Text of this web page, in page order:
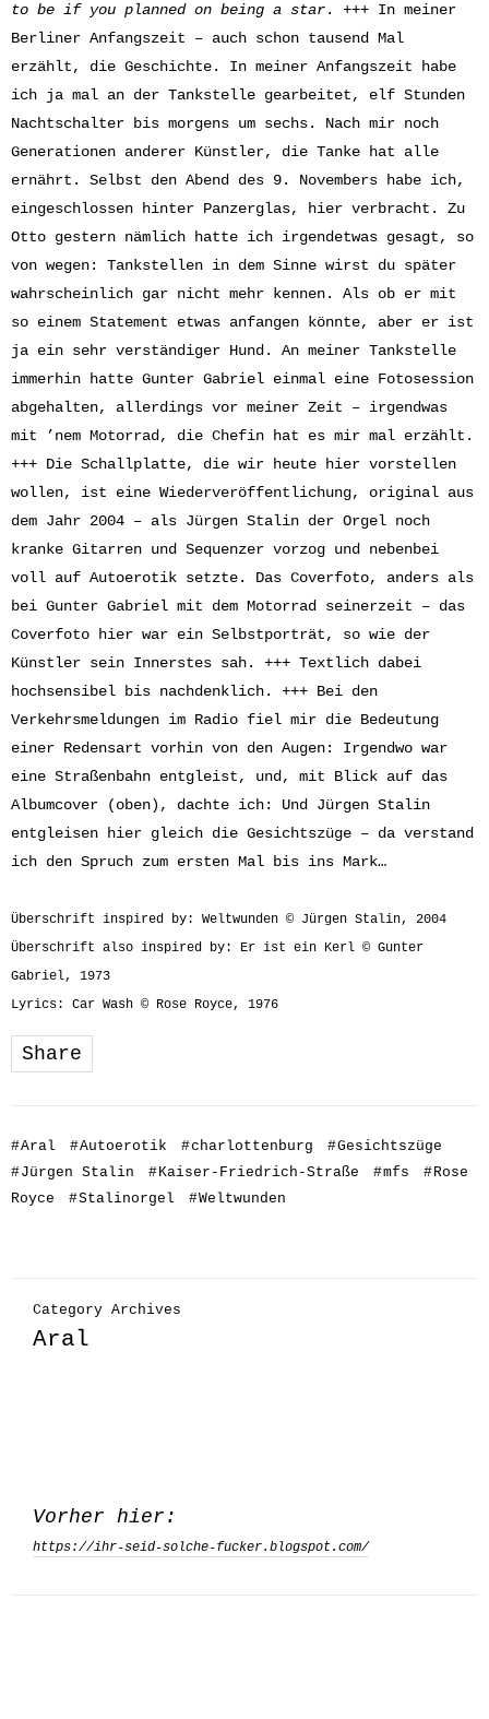
to be if you planned on being a star. +++ In meiner
Berliner Anfangszeit – auch schon tausend Mal
erzählt, die Geschichte. In meiner Anfangszeit habe
ich ja mal an der Tankstelle gearbeitet, elf Stunden
Nachtschalter bis morgens um sechs. Nach mir noch
Generationen anderer Künstler, die Tanke hat alle
ernährt. Selbst den Abend des 9. Novembers habe ich,
eingeschlossen hinter Panzerglas, hier verbracht. Zu
Otto gestern nämlich hatte ich irgendetwas gesagt, so
von wegen: Tankstellen in dem Sinne wirst du später
wahrscheinlich gar nicht mehr kennen. Als ob er mit
so einem Statement etwas anfangen könnte, aber er ist
ja ein sehr verständiger Hund. An meiner Tankstelle
immerhin hatte Gunter Gabriel einmal eine Fotosession
abgehalten, allerdings vor meiner Zeit – irgendwas
mit ’nem Motorrad, die Chefin hat es mir mal erzählt.
+++ Die Schallplatte, die wir heute hier vorstellen
wollen, ist eine Wiederveröffentlichung, original aus
dem Jahr 2004 – als Jürgen Stalin der Orgel noch
kranke Gitarren und Sequenzer vorzog und nebenbei
voll auf Autoerotik setzte. Das Coverfoto, anders als
bei Gunter Gabriel mit dem Motorrad seinerzeit – das
Coverfoto hier war ein Selbstporträt, so wie der
Künstler sein Innerstes sah. +++ Textlich dabei
hochsensibel bis nachdenklich. +++ Bei den
Verkehrsmeldungen im Radio fiel mir die Bedeutung
einer Redensart vorhin von den Augen: Irgendwo war
eine Straßenbahn entgleist, und, mit Blick auf das
Albumcover (oben), dachte ich: Und Jürgen Stalin
entgleisen hier gleich die Gesichtszüge – da verstand
ich den Spruch zum ersten Mal bis ins Mark…
Überschrift inspired by: Weltwunden © Jürgen Stalin, 2004
Überschrift also inspired by: Er ist ein Kerl © Gunter
Gabriel, 1973
Lyrics: Car Wash © Rose Royce, 1976
Share
#Aral #Autoerotik #charlottenburg #Gesichtszüge
#Jürgen Stalin #Kaiser-Friedrich-Straße #mfs #Rose
Royce
#Stalinorgel #Weltwunden
Category Archives
Aral
Vorher hier:
https://ihr-seid-solche-fucker.blogspot.com/